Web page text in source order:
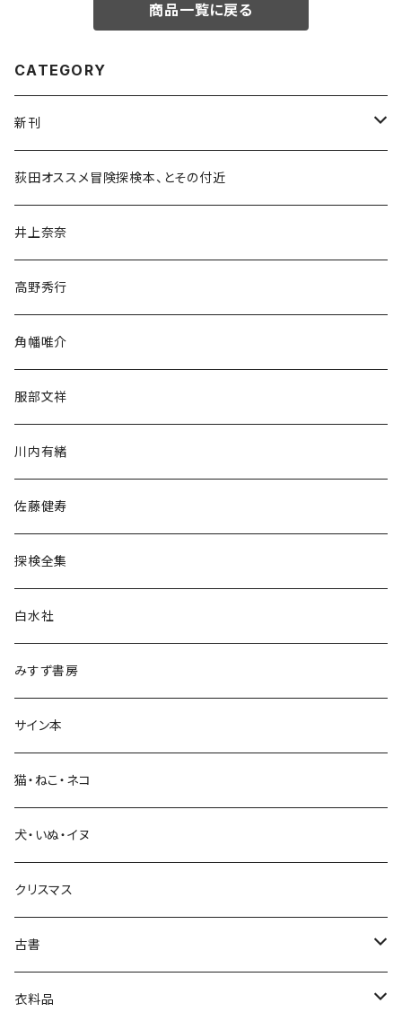
商品一覧に戻る
CATEGORY
新刊
和書
文学・小説・物語
随筆・ノンフィクション・その他
民族・風習
言語・ことば
生活・暮らし
芸術・絵画・写真
絵本・児童書
娯楽・エンターテインメント
荻田オススメ冒険探検本、とその付近
井上奈奈
高野秀行
角幡唯介
服部文祥
川内有緒
佐藤健寿
探検全集
白水社
みすず書房
サイン本
猫・ねこ・ネコ
犬・いぬ・イヌ
クリスマス
古書
古書セット
衣料品